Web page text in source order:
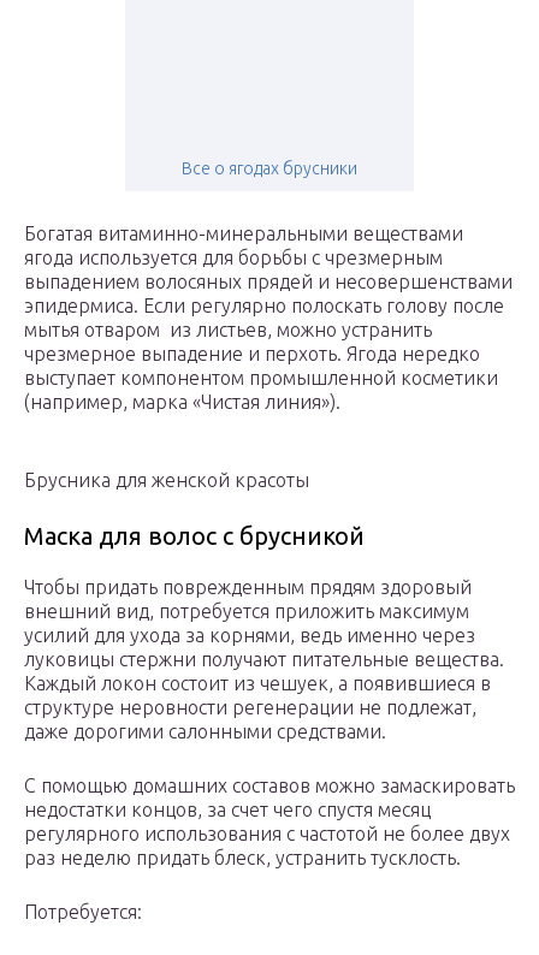
Все о ягодах брусники
Богатая витаминно-минеральными веществами
ягода используется для борьбы с чрезмерным
выпадением волосяных прядей и несовершенствами
эпидермиса. Если регулярно полоскать голову после
мытья отваром из листьев, можно устранить
чрезмерное выпадение и перхоть. Ягода нередко
выступает компонентом промышленной косметики
(например, марка «Чистая линия»).
Брусника для женской красоты
Маска для волос с брусникой
Чтобы придать поврежденным прядям здоровый
внешний вид, потребуется приложить максимум
усилий для ухода за корнями, ведь именно через
луковицы стержни получают питательные вещества.
Каждый локон состоит из чешуек, а появившиеся в
структуре неровности регенерации не подлежат,
даже дорогими салонными средствами.
С помощью домашних составов можно замаскировать
недостатки концов, за счет чего спустя месяц
регулярного использования с частотой не более двух
раз неделю придать блеск, устранить тусклость.
Потребуется: